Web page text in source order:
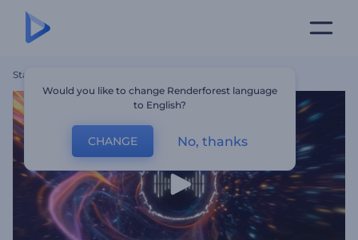
Startseite
Would you like to change Renderforest language
to English?
CHANGE No, thanks